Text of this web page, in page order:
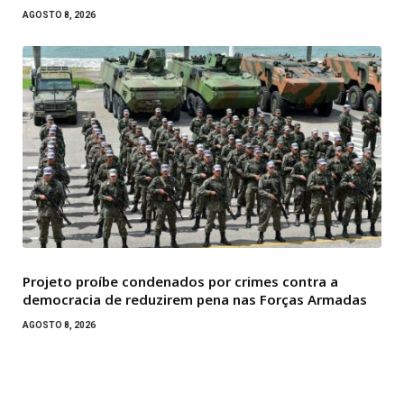
AGOSTO 8, 2026
Projeto proíbe condenados por crimes contra a
democracia de reduzirem pena nas Forças Armadas
AGOSTO 8, 2026